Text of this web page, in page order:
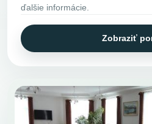
ďalšie informácie.
Zobraziť